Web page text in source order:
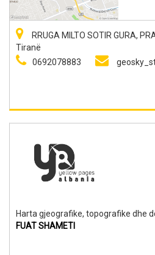
RRUGA MILTO SOTIR GURA,
Tiranë
0692078883
Harta gjeografike, topografike dhe
FUAT SHAMETI